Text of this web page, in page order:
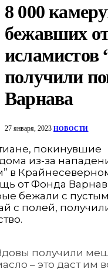
8 000
бежавших
исламистов
получили
Варнава
27 января, 2023 НОВОСТИ
покинувшие
из-за
в
от Фонда
бежали с
с полей,
получили
– это даст им